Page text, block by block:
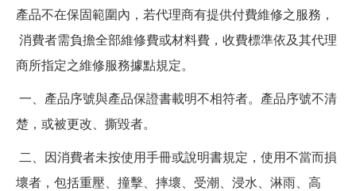
產品不在保固範圍內，若代理商有提供付費維修之服務，
消費者需負擔全部維修費或材料費，收費標準依及其代理
商所指定之維修服務據點規定。
一、產品序號與產品保證書載明不相符者。產品序號不清
楚，或被更改、撕毀者。
二、因消費者未按使用手冊或說明書規定，使用不當而損
壞者，包括重壓、撞擊、摔壞、受潮、浸水、淋雨、高